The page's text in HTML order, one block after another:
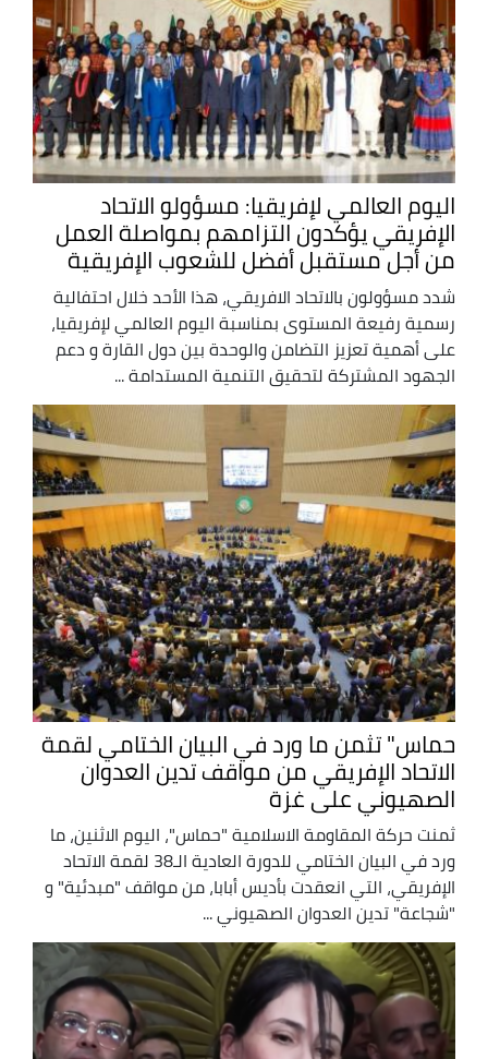
اليوم العالمي لإفريقيا: مسؤولو الاتحاد
الإفريقي يؤكدون التزامهم بمواصلة العمل
من أجل مستقبل أفضل للشعوب الإفريقية
شدد مسؤولون بالاتحاد الافريقي، هذا الأحد خلال احتفالية
رسمية رفيعة المستوى بمناسبة اليوم العالمي لإفريقيا،
على أهمية تعزيز التضامن والوحدة بين دول القارة و دعم
الجهود المشتركة لتحقيق التنمية المستدامة ...
حماس" تثمن ما ورد في البيان الختامي لقمة
الاتحاد الإفريقي من مواقف تدين العدوان
الصهيوني على غزة
ثمنت حركة المقاومة الاسلامية "حماس"، اليوم الاثنين، ما
ورد في البيان الختامي للدورة العادية الـ38 لقمة الاتحاد
الإفريقي، التي انعقدت بأديس أبابا، من مواقف "مبدئية" و
"شجاعة" تدين العدوان الصهيوني ...